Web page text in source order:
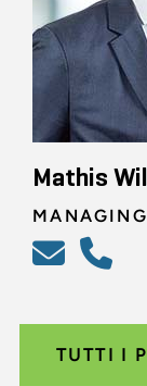
Mathis
TUTTI I